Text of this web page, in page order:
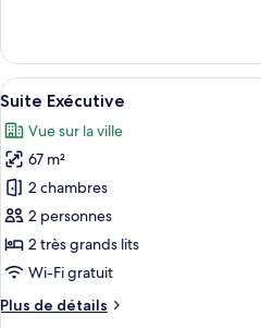
Premier
»,
2
chambres
le
type
de
Chambre
«
Premier
»,
2
chambres
Afficher
toutes
les
photos
pour
ce
type
de
chambre :
Suite
4
Suite Exécutive
Vue sur la ville
67 m²
2 chambres
2 personnes
2 très grands lits
Wi-Fi gratuit
Plus de détails
Plus